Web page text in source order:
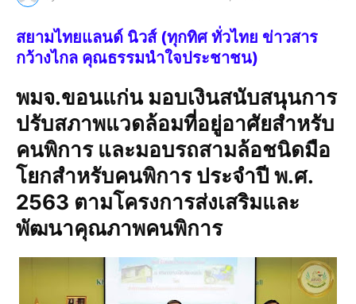
สยามไทยแลนด์ นิวส์ (ทุกทิศ ทั่วไทย ข่าวสาร
กว้างไกล คุณธรรมนำใจประชาชน)
พมจ.ขอนแก่น มอบเงินสนับสนุนการ
ปรับสภาพแวดล้อมที่อยู่อาศัยสำหรับ
คนพิการ และมอบรถสามล้อชนิดมือ
โยกสำหรับคนพิการ ประจำปี พ.ศ.
2563 ตามโครงการส่งเสริมและ
พัฒนาคุณภาพคนพิการ